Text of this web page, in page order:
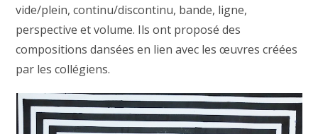
vide/plein, continu/discontinu, bande, ligne,
perspective et volume. Ils ont proposé des
compositions dansées en lien avec les œuvres créées
par les collégiens.